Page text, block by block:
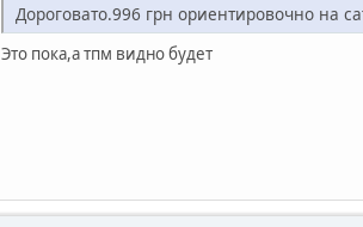
Дороговато.996 грн ориентировочно на
Это пока,а тпм видно будет